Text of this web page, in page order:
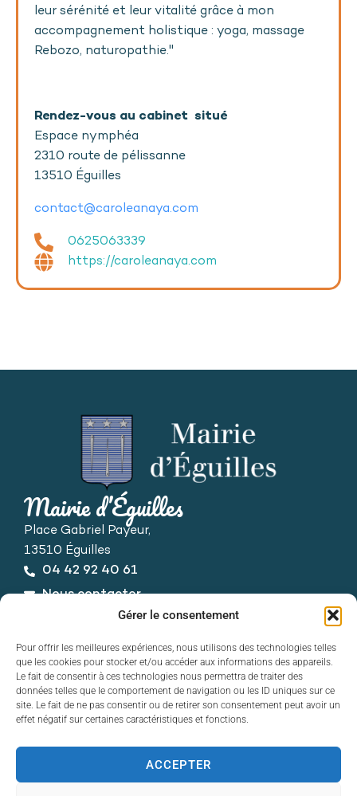
Gérer le consentement
Pour offrir les meilleures expériences, nous utilisons des technologies telles
que les cookies pour stocker et/ou accéder aux informations des appareils.
Le fait de consentir à ces technologies nous permettra de traiter des
données telles que le comportement de navigation ou les ID uniques sur ce
site. Le fait de ne pas consentir ou de retirer son consentement peut avoir un
effet négatif sur certaines caractéristiques et fonctions.
ACCEPTER
leur sérénité et leur vitalité grâce à mon
accompagnement holistique : yoga, massage
Rebozo, naturopathie."
Rendez-vous au cabinet situé
Espace nymphéa
2310 route de pélissanne
13510 Éguilles
contact@caroleanaya.com
0625063339
https://caroleanaya.com
Mairie d’Éguilles
Place Gabriel Payeur,
13510 Éguilles
04 42 92 40 61
Nous contacter
Horaires d’ouverture
de 8h30 à 12h30 et de 13h30 à 17h30
Contact